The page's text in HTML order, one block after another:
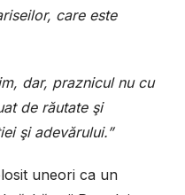
care este
dar, praznicul nu cu
de răutate şi
şi adevărului.”
uneori ca un